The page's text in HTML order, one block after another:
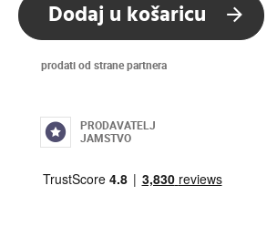
Dodaj u košaricu
prodati od strane partnera
PRODAVATELJ
JAMSTVO